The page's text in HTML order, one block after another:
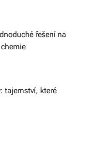
řešení na
tajemství, které